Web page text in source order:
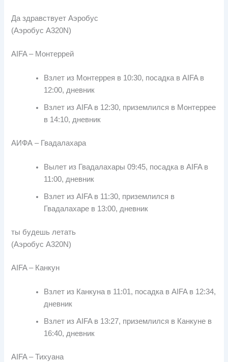
Да здравствует Аэробус
(Аэробус A320N)
AIFA – Монтеррей
Взлет из Монтеррея в 10:30, посадка в AIFA в
12:00, дневник
Взлет из AIFA в 12:30, приземлился в Монтеррее
в 14:10, дневник
АИФА – Гвадалахара
Вылет из Гвадалахары 09:45, посадка в AIFA в
11:00, дневник
Взлет из AIFA в 11:30, приземлился в
Гвадалахаре в 13:00, дневник
ты будешь летать
(Аэробус A320N)
AIFA – Канкун
Взлет из Канкуна в 11:01, посадка в AIFA в 12:34,
дневник
Взлет из AIFA в 13:27, приземлился в Канкуне в
16:40, дневник
AIFA – Тихуана